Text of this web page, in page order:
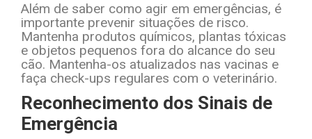
Além de saber como agir em emergências, é
importante prevenir situações de risco.
Mantenha produtos químicos, plantas tóxicas
e objetos pequenos fora do alcance do seu
cão. Mantenha-os atualizados nas vacinas e
faça check-ups regulares com o veterinário.
Reconhecimento dos Sinais de
Emergência